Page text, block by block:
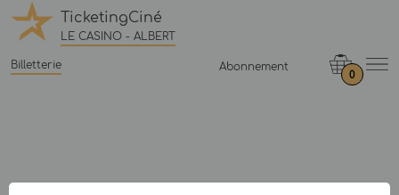
TicketingCiné
LE CASINO - ALBERT
Billetterie Abonnement
0